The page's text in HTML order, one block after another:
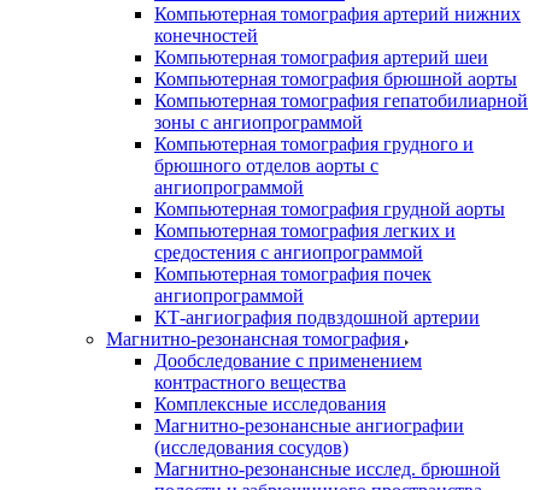
Компьютерная томография артерий нижних
конечностей
Компьютерная томография артерий шеи
Компьютерная томография брюшной аорты
Компьютерная томография гепатобилиарной
зоны с ангиопрограммой
Компьютерная томография грудного и
брюшного отделов аорты с
ангиопрограммой
Компьютерная томография грудной аорты
Компьютерная томография легких и
средостения с ангиопрограммой
Компьютерная томография почек
ангиопрограммой
КТ-ангиография подвздошной артерии
Магнитно-резонансная томография
Дообследование с применением
контрастного вещества
Комплексные исследования
Магнитно-резонансные ангиографии
(исследования сосудов)
Магнитно-резонансные исслед. брюшной